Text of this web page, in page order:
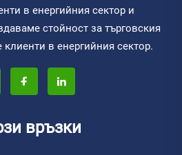
в енергийния сектор и
стойност за търговския
клиенти в енергийния сектор.
връзки